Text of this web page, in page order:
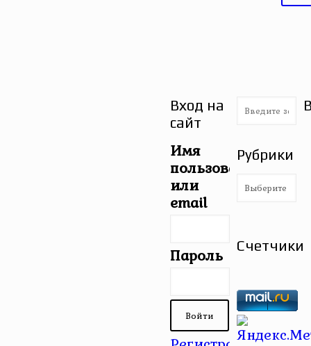
Вход на
сайт
Имя
пользователя
или
email
Пароль
Рубрики
Рубрики
Счетчики